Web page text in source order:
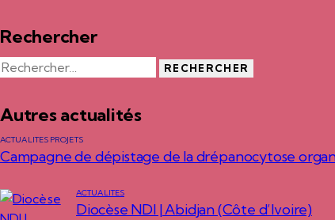
des
articles
Rechercher
Rechercher :
Autres actualités
ACTUALITÉS PROJETS
Campagne de dépistage de la drépanocytose
ACTUALITÉS
Diocèse NDI | Abidjan (Côte d’Ivoire)